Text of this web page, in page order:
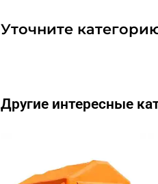
Уточните
Другие интересные